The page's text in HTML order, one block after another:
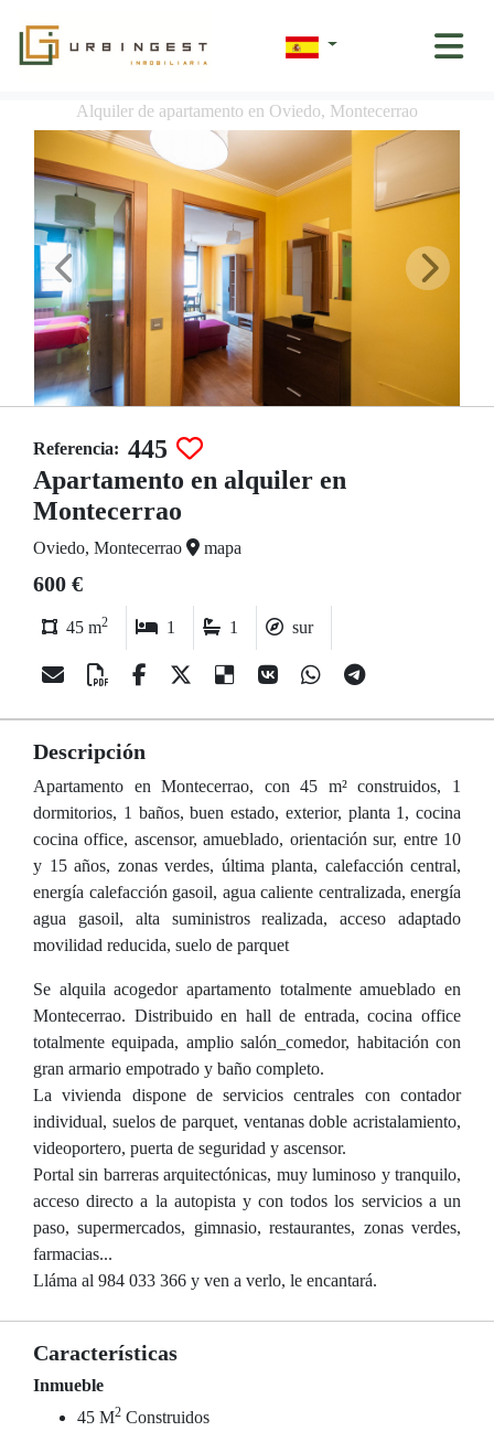
Alquiler de apartamento en Oviedo, Montecerrao
Referencia: 445
Apartamento en alquiler en
Montecerrao
Oviedo, Montecerrao mapa
600 €
45 m2 1 1 sur
Descripción
Apartamento en Montecerrao, con 45 m² construidos, 1
dormitorios, 1 baños, buen estado, exterior, planta 1, cocina
cocina office, ascensor, amueblado, orientación sur, entre 10
y 15 años, zonas verdes, última planta, calefacción central,
energía calefacción gasoil, agua caliente centralizada, energía
agua gasoil, alta suministros realizada, acceso adaptado
movilidad reducida, suelo de parquet
Se alquila acogedor apartamento totalmente amueblado en
Montecerrao. Distribuido en hall de entrada, cocina office
totalmente equipada, amplio salón_comedor, habitación con
gran armario empotrado y baño completo.
La vivienda dispone de servicios centrales con contador
individual, suelos de parquet, ventanas doble acristalamiento,
videoportero, puerta de seguridad y ascensor.
Portal sin barreras arquitectónicas, muy luminoso y tranquilo,
acceso directo a la autopista y con todos los servicios a un
paso, supermercados, gimnasio, restaurantes, zonas verdes,
farmacias...
Lláma al 984 033 366 y ven a verlo, le encantará.
Características
Inmueble
45 M2 Construidos